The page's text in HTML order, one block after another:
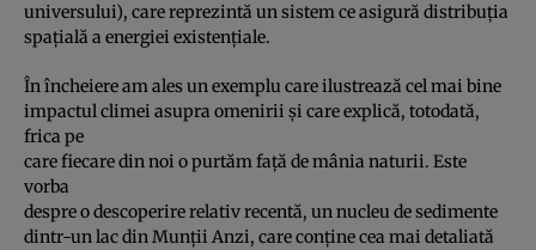
universului), care reprezintă un sistem ce asigură distribuţia
spaţială a energiei existenţiale.
În încheiere am ales un exemplu care ilustrează cel mai bine
impactul climei asupra omenirii şi care explică, totodată,
frica pe
care fiecare din noi o purtăm faţă de mânia naturii. Este
vorba
despre o descoperire relativ recentă, un nucleu de sedimente
dintr-un lac din Munţii Anzi, care conţine cea mai detaliată